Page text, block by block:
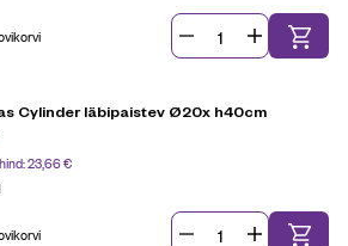
Cylinder läbipaistev Ø20x h40cm
23,66€